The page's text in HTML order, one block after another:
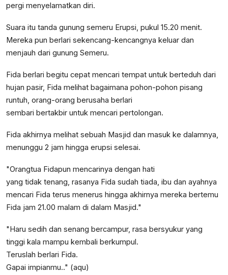
pergi menyelamatkan diri.
Suara itu tanda gunung semeru Erupsi, pukul 15.20 menit.
Mereka pun berlari sekencang-kencangnya keluar dan
menjauh dari gunung Semeru.
Fida berlari begitu cepat mencari tempat untuk berteduh dari
hujan pasir, Fida melihat bagaimana pohon-pohon pisang
runtuh, orang-orang berusaha berlari
sembari bertakbir untuk mencari pertolongan.
Fida akhirnya melihat sebuah Masjid dan masuk ke dalamnya,
menunggu 2 jam hingga erupsi selesai.
"Orangtua Fidapun mencarinya dengan hati
yang tidak tenang, rasanya Fida sudah tiada, ibu dan ayahnya
mencari Fida terus menerus hingga akhirnya mereka bertemu
Fida jam 21.00 malam di dalam Masjid."
"Haru sedih dan senang bercampur, rasa bersyukur yang
tinggi kala mampu kembali berkumpul.
Teruslah berlari Fida.
Gapai impianmu.." (aqu)